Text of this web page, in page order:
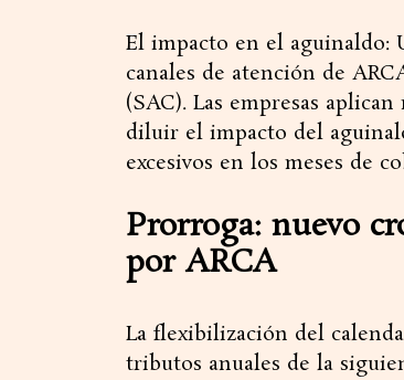
​El impacto en el aguinaldo:
canales de atención de
(SAC). Las empresas
diluir el impacto del
excesivos en los meses de
Prorroga: nuevo
por ARCA
​La flexibilización del
tributos anuales de la